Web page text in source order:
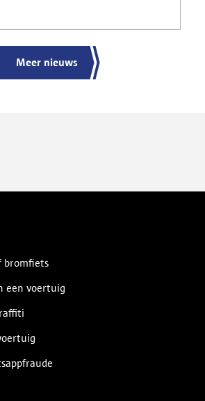
Meer nieuws
bromfiets
een voertuig